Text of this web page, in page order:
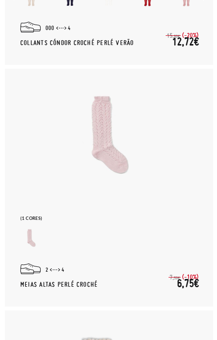
000 4
COLLANTS CÓNDOR CROCHÉ PERLÉ VERÃO
15,90€ (-20%)
12,72€
(1 CORES)
2 4
MEIAS ALTAS PERLÉ CROCHÉ
7,50€ (-10%)
6,75€